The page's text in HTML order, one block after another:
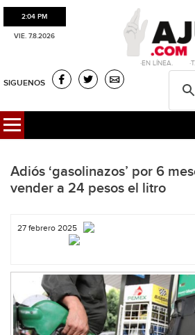
2:04 PM
VIE. 7.8.2026
·EN LÍNEA.
SIGUENOS
Adiós ‘gasolinazos’ por 6
vender a 24 pesos el litro
27 febrero 2025